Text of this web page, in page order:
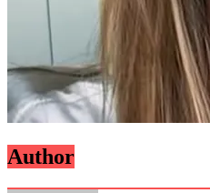
Author